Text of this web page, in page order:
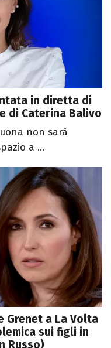
in diretta di
di Caterina Balivo
non sarà
a ...
Grenet a La Volta
sui figli in
Russo)